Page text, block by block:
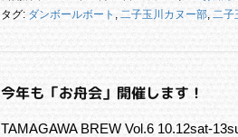
タグ: ダンボールボート , 二子玉川カヌー部, 二子
今年も「お舟会」開催します！
TAMAGAWA BREW Vol.6 10.12sat-